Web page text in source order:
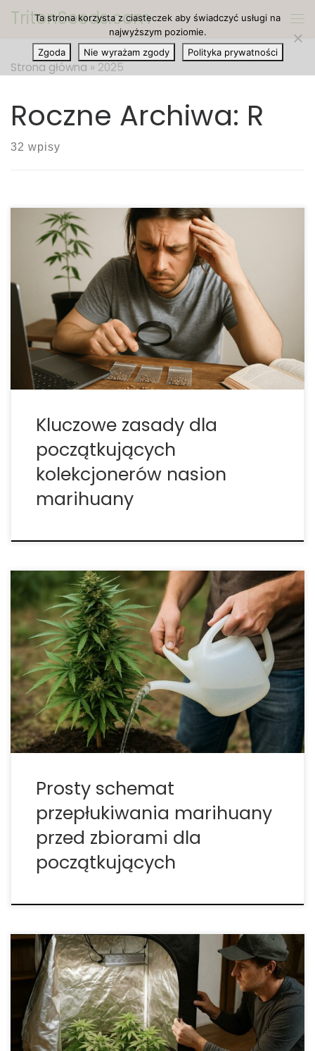
Przejdź do treści
TritonSeeds.com
Strona główna » 2025
Roczne Archiwa: R
32 wpisy
Najczęstsze błędy początkujących kolekcjonerów
nasion – praktyczny poradnik dla ogrodników i
pasjonatów roślin Kolekcjonowanie nasion to
niezwykle satysfakcjonujące hobby, w którym
spotykają się ogrodnictwo, ekologia i dbałość o
bioróżnorodność, a przy okazji powstaje domowy
bank nasion na kolejne sezony. Dla […]
Kluczowe zasady dla
początkujących
kolekcjonerów nasion
marihuany
Flushing roślin przed zbiorem: kompletny przewodnik
dla maksymalnej jakości, aromatu i czystości plonu
Płukanie roślin w ostatnim etapie uprawy, znane
jako flushing, to proces często niedoceniany,
jednak mający ogromne znaczenie dla smaku,
aromatu i ogólnej jakości końcowego suszu. Choć
wiele […]
Prosty schemat
przepłukiwania marihuany
przed zbiorami dla
początkujących
Growbox – nowoczesna uprawa indoor krok po
kroku Growbox to inteligentny system pozwalający
uprawiać rośliny w warunkach domowych,
niezależnie od pory roku i pogody. W namiocie
uprawowym można odtworzyć naturalne warunki
Ta strona korzysta z ciasteczek aby świadczyć usługi na
najwyższym poziomie.
Zgoda
Nie wyrażam zgody Polityka prywatności